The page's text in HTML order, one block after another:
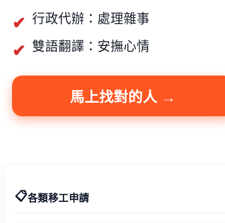
行政代辦：處理雜事
雙語翻譯：安撫心情
馬上找對的人 →
📋各類移工申請